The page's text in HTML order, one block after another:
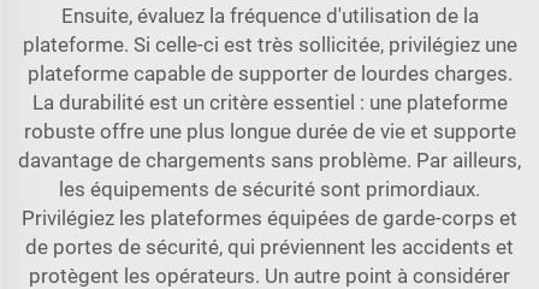
Ensuite, évaluez la fréquence d'utilisation de la
plateforme. Si celle-ci est très sollicitée, privilégiez une
plateforme capable de supporter de lourdes charges.
La durabilité est un critère essentiel : une plateforme
robuste offre une plus longue durée de vie et supporte
davantage de chargements sans problème. Par ailleurs,
les équipements de sécurité sont primordiaux.
Privilégiez les plateformes équipées de garde-corps et
de portes de sécurité, qui préviennent les accidents et
protègent les opérateurs. Un autre point à considérer